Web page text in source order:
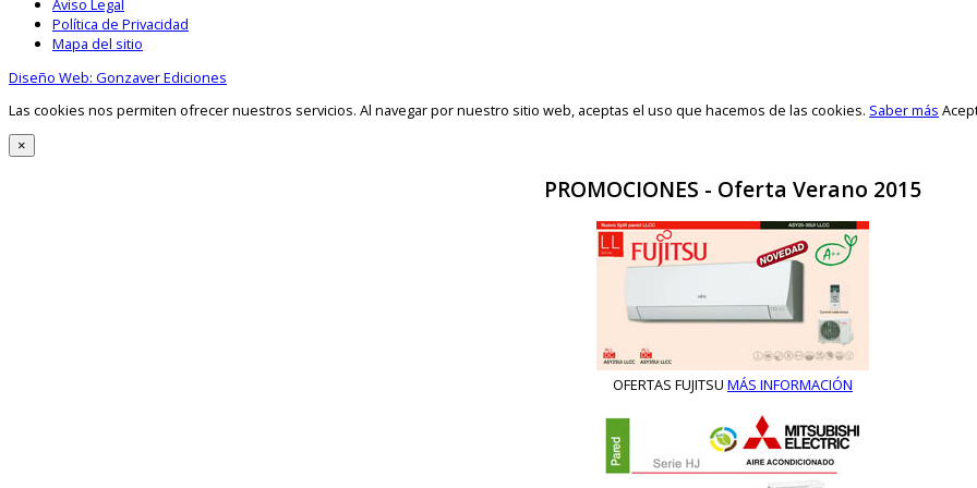
Aviso Legal
Política de Privacidad
Mapa del sitio
Diseño Web: Gonzaver Ediciones
Las cookies nos permiten ofrecer nuestros servicios. Al navegar por nuestro sitio web, aceptas el uso que hacemos de las cookies. Saber más
×
PROMOCIONES - Oferta Verano 2015
OFERTAS FUJITSU MÁS INFORMACIÓN